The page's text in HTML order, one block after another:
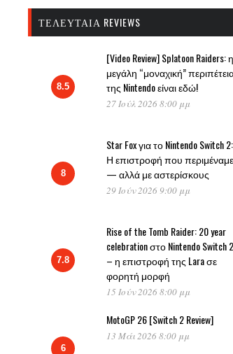
ΤΕΛΕΥΤΑΊΑ REVIEWS
8.5
[Video Review] Splatoon Raiders: η
μεγάλη “μοναχική”
της Nintendo είναι εδώ!
27 Ιούλ 2026 8:00 μμ
8
Star Fox για το Nintendo Switch 2:
Η επιστροφή που περιμέναμε
— αλλά με αστερίσκους
29 Ιούν 2026 9:00 μμ
7.8
Rise of the Tomb Raider: 20 year
celebration στο Nintendo Switch 2
– η επιστροφή της Lara σε
φορητή μορφή
15 Ιούν 2026 8:00 μμ
6
MotoGP 26 [Switch 2 Review]
13 Μάι 2026 8:00 μμ